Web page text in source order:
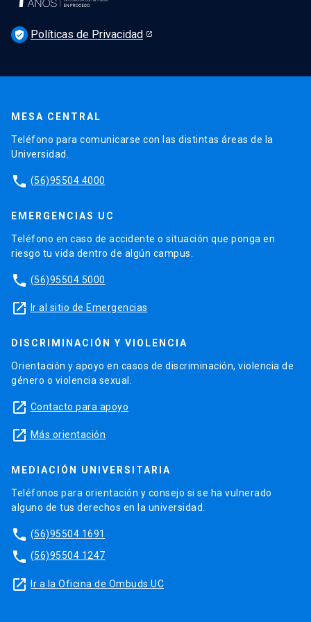
Newsletter Derecho UC 360
verified_user Políticas de Privacidad
MESA CENTRAL
Teléfono para comunicarse con las distintas áreas de la
Universidad.
phone (56)95504 4000
EMERGENCIAS UC
Teléfono en caso de accidente o situación que ponga en
riesgo tu vida dentro de algún campus.
phone (56)95504 5000
launch Ir al sitio de Emergencias
DISCRIMINACIÓN Y VIOLENCIA
Orientación y apoyo en casos de discriminación, violencia de
género o violencia sexual.
launch Contacto para apoyo
launch Más orientación
MEDIACIÓN UNIVERSITARIA
Teléfonos para orientación y consejo si se ha vulnerado
alguno de tus derechos en la universidad.
phone (56)95504 1691
phone (56)95504 1247
launch Ir a la Oficina de Ombuds UC